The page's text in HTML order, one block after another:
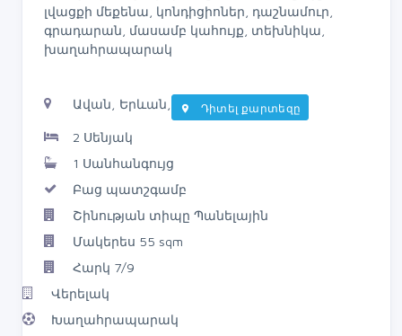
լվացքի մեքենա, կոնդիցիոներ, դաշնամուր,
գրադարան, մասամբ կահույք, տեխնիկա,
խաղահրապարակ
Ավան, Երևան, Դիտել քարտեզը
2 Սենյակ
1 Սանհանգույց
Բաց պատշգամբ
Շինության տիպը Պանելային
Մակերես 55 sqm
Հարկ 7/9
Վերելակ
Խաղահրապարակ